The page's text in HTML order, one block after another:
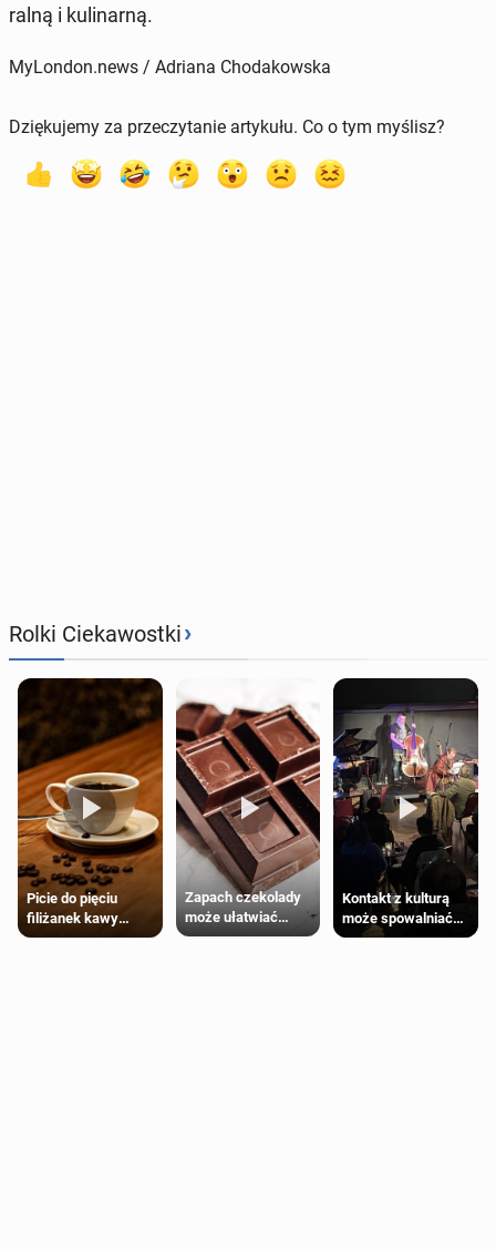
ral­ną i ku­li­nar­ną.
MyLondon.news / Adriana Chodakowska
Dziękujemy za przeczytanie artykułu. Co o tym myślisz?
Rolki Ciekawostki›
Picie do pięciu
filiżanek kawy
dziennie jest
Zapach czekolady
może ułatwiać
trening siłowy
Kontakt z kulturą
może spowalniać
starzenie